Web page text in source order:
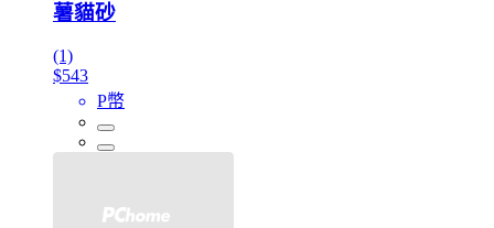
薯貓砂
(1)
$543
P幣